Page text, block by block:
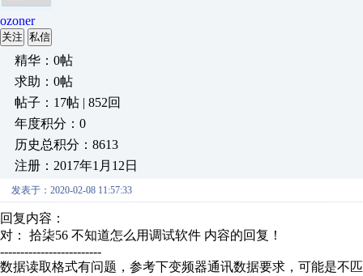
ozoner
关注 私信
精华：0帖
求助：0帖
帖子：17帖 | 852回
年度积分：0
历史总积分：8613
注册：2017年1月12日
发表于：2020-02-08 11:57:33
回复内容：
对： 拾柒56 不知道怎么用调试软件 内容的回复！
-------------------------
数据读取格式有问题，参考下变频器通讯数据要求，可能是不